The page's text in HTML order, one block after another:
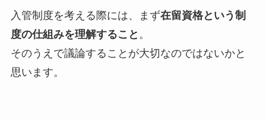
入管制度を考える際には、まず在留資格という制
度の仕組みを理解すること 。
そのうえで議論することが大切なのではないかと
思います。